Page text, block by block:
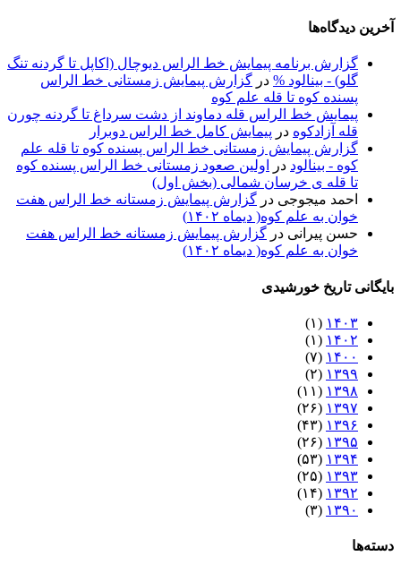
آخرین دیدگاه‌ها
گزارش برنامه پيمايش خط الراس ديوچال (اكاپل تا گردنه تنگ
گلو) - بينالود % در گزارش پیمایش زمستانی خط الراس
پسنده کوه تا قله علم کوه
پيمايش خط الراس قله دماوند از دشت سرداغ تا گردنه چورن
قله آزادكوه در پیمایش کامل خط الراس دوبرار
گزارش پیمایش زمستانی خط الراس پسنده کوه تا قله علم
کوه - بينالود در
اولین صعود زمستانی خط الراس پسنده کوه
تا قله ی خرسان شمالی (بخش اول)
احمد میجوجی در گزارش پیمایش زمستانه خط الراس هفت
خوان به علم کوه( دیماه ۱۴۰۲)
حسن پیرانی در گزارش پیمایش زمستانه خط الراس هفت
خوان به علم کوه( دیماه ۱۴۰۲)
بایگانی تاریخ خورشیدی
۱۴۰۳ (۱)
۱۴۰۲ (۱)
۱۴۰۰ (۷)
۱۳۹۹ (۲)
۱۳۹۸ (۱۱)
۱۳۹۷ (۲۶)
۱۳۹۶ (۴۳)
۱۳۹۵ (۲۶)
۱۳۹۴ (۵۳)
۱۳۹۳ (۲۵)
۱۳۹۲ (۱۴)
۱۳۹۰ (۳)
دسته‌ها